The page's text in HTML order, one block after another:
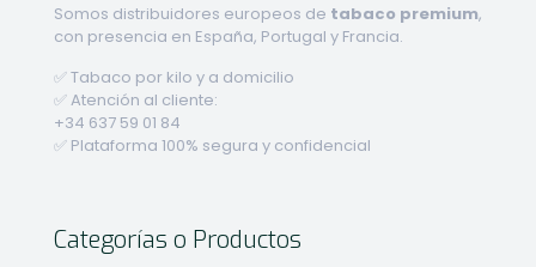
Somos distribuidores europeos de tabaco premium,
con presencia en España, Portugal y Francia.
✅ Tabaco por kilo y a domicilio
✅ Atención al cliente:
+34 637 59 01 84
✅ Plataforma 100% segura y confidencial
Categorías o Productos